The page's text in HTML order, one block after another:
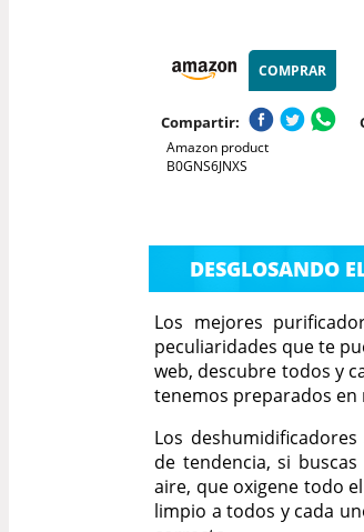
COMPRAR
Compartir:
Amazon product
B0GNS6JNXS
DESGLOSANDO
Los mejores
peculiaridades que te
web, descubre todos y
tenemos preparados en
Los
de tendencia, si
aire, que oxigene todo
limpio a todos y cada